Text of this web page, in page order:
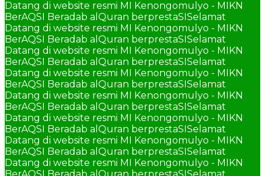
Datang di website resmi MI Kenongomulyo - MIKN
BerAQSI Beradab alQuran berprestaSISelamat
Datang di website resmi MI Kenongomulyo - MIKN
BerAQSI Beradab alQuran berprestaSISelamat
Datang di website resmi MI Kenongomulyo - MIKN
BerAQSI Beradab alQuran berprestaSISelamat
Datang di website resmi MI Kenongomulyo - MIKN
BerAQSI Beradab alQuran berprestaSISelamat
Datang di website resmi MI Kenongomulyo - MIKN
BerAQSI Beradab alQuran berprestaSISelamat
Datang di website resmi MI Kenongomulyo - MIKN
BerAQSI Beradab alQuran berprestaSISelamat
Datang di website resmi MI Kenongomulyo - MIKN
BerAQSI Beradab alQuran berprestaSISelamat
Datang di website resmi MI Kenongomulyo - MIKN